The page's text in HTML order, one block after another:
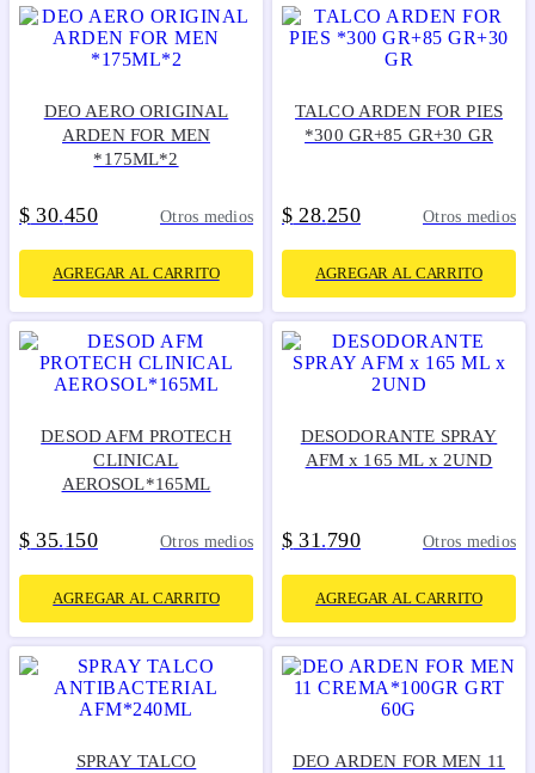
DEO AERO ORIGINAL
ARDEN FOR MEN
*175ML*2
$ 30.450 Otros medios
AGREGAR AL CARRITO
TALCO ARDEN FOR PIES
*300 GR+85 GR+30 GR
$ 28.250 Otros medios
AGREGAR AL CARRITO
DESOD AFM PROTECH
CLINICAL
AEROSOL*165ML
$ 35.150 Otros medios
AGREGAR AL CARRITO
DESODORANTE SPRAY
AFM x 165 ML x 2UND
$ 31 .790 Otros medios
AGREGAR AL CARRITO
SPRAY TALCO
DEO ARDEN FOR MEN 11